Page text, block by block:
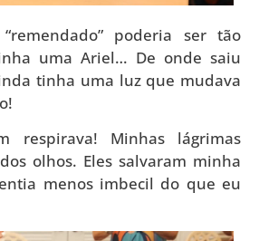
poderia ser tão
uma Ariel… De onde saiu
tinha uma luz que mudava
respirava! Minhas lágrimas
olhos. Eles salvaram minha
menos imbecil do que eu